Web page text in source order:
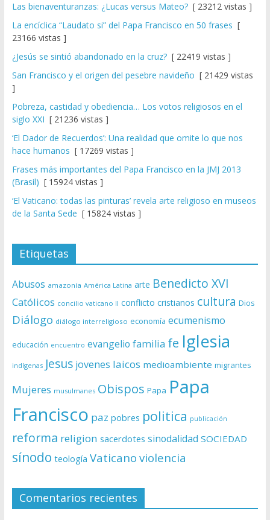
Las bienaventuranzas: ¿Lucas versus Mateo?[ 23212 vistas ]
La encíclica “Laudato si” del Papa Francisco en 50 frases [
23166 vistas ]
¿Jesús se sintió abandonado en la cruz?[ 22419 vistas ]
San Francisco y el origen del pesebre navideño [ 21429 vistas
]
Pobreza, castidad y obediencia… Los votos religiosos en el
siglo XXI [ 21236 vistas ]
‘El Dador de Recuerdos’: Una realidad que omite lo que nos
hace humanos [ 17269 vistas ]
Frases más importantes del Papa Francisco en la JMJ 2013
(Brasil) [ 15924 vistas ]
‘El Vaticano: todas las pinturas’ revela arte religioso en museos
de la Santa Sede [ 15824 vistas ]
Etiquetas
Abusos amazonía América Latina arte Benedicto XVI
Católicos concilio vaticano II conflicto cristianos cultura Dios
Diálogo diálogo interreligioso economía ecumenismo
educación encuentro evangelio familia fe Iglesia
indígenas Jesus jovenes laicos medioambiente migrantes
Mujeres musulmanes Obispos Papa Papa
Francisco paz pobres politica publicación
reforma religion sacerdotes sinodalidad SOCIEDAD
sínodo teología Vaticano violencia
Comentarios recientes